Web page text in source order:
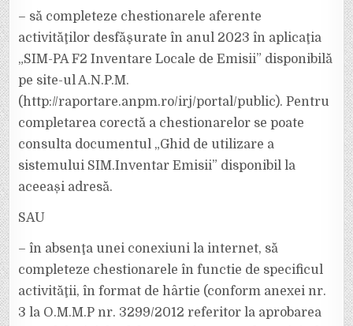
– să completeze chestionarele aferente
activităţilor desfăşurate în anul 2023 în aplicaţia
„SIM-PA F2 Inventare Locale de Emisii” disponibilă
pe site-ul A.N.P.M.
(http://raportare.anpm.ro/irj/portal/public). Pentru
completarea corectă a chestionarelor se poate
consulta documentul „Ghid de utilizare a
sistemului SIM.Inventar Emisii” disponibil la
aceeași adresă.
SAU
– în absenţa unei conexiuni la internet, să
completeze chestionarele în functie de specificul
activităţii, în format de hârtie (conform anexei nr.
3 la O.M.M.P nr. 3299/2012 referitor la aprobarea